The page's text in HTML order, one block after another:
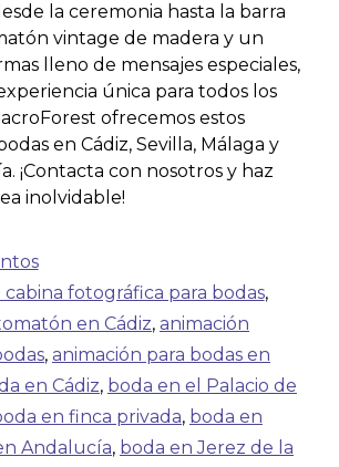
la ceremonia hasta la barra
vintage de madera y un
lleno de mensajes especiales,
única para todos los
ofrecemos estos
en Cádiz, Sevilla, Málaga y
¡Contacta con nosotros y haz
inolvidable!
fotográfica para bodas,
en Cádiz, animación
, animación para bodas en
en Cádiz, boda en el Palacio de
en finca privada, boda en
Andalucía, boda en Jerez de la